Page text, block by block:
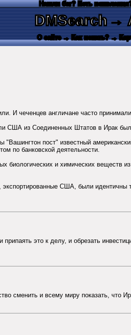
Нашли баг? Есть
DMSearch→
О сайте → Как искать? →
И чеченцев англичане часто
США из Соединенных Штатов в Ирак
пост" известный
по банковской деятельности.
биологических и химических
экспортированные США, были
это к делу, и обрезать
сменить и всему миру показать, что